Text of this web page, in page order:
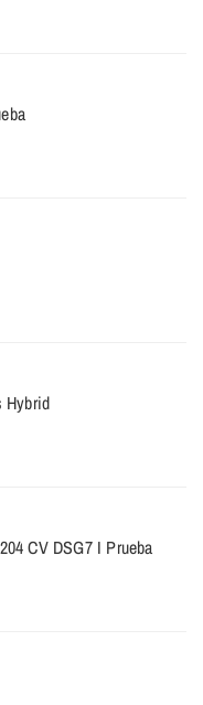
Hybrid
CV DSG7 I Prueba